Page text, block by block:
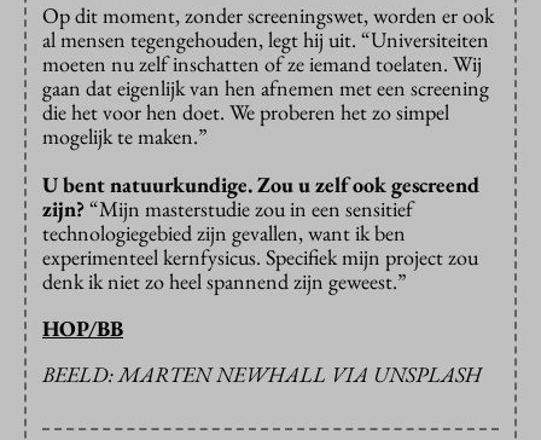
Op dit moment, zonder screeningswet, worden er ook
al mensen tegengehouden, legt hij uit. “Universiteiten
moeten nu zelf inschatten of ze iemand toelaten. Wij
gaan dat eigenlijk van hen afnemen met een screening
die het voor hen doet. We proberen het zo simpel
mogelijk te maken.”
U bent natuurkundige. Zou u zelf ook gescreend
zijn?“Mijn masterstudie zou in een sensitief
technologiegebied zijn gevallen, want ik ben
experimenteel kernfysicus. Specifiek mijn project zou
denk ik niet zo heel spannend zijn geweest.”
HOP/BB
BEELD: MARTEN NEWHALL VIA UNSPLASH